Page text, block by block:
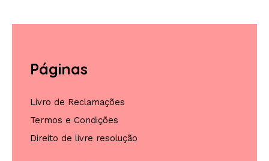
Páginas
Livro de Reclamações
Termos e Condições
Direito de livre resolução